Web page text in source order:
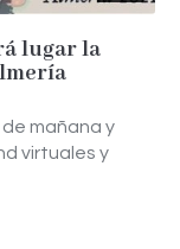
lugar la
mañana y
virtuales y